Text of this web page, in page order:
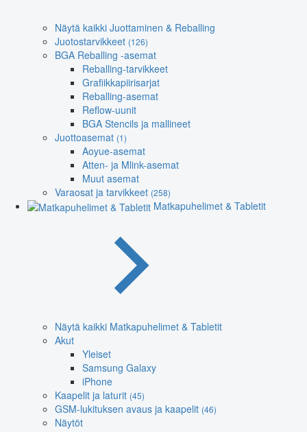
Näytä kaikki Juottaminen & Reballing
Juotostarvikkeet (126)
BGA Reballing -asemat
Reballing-tarvikkeet
Grafiikkapiirisarjat
Reballing-asemat
Reflow-uunit
BGA Stencils ja mallineet
Juottoasemat (1)
Aoyue-asemat
Atten- ja Mlink-asemat
Muut asemat
Varaosat ja tarvikkeet (258)
Matkapuhelimet & Tabletit
Näytä kaikki Matkapuhelimet & Tabletit
Akut
Yleiset
Samsung Galaxy
iPhone
Kaapelit ja laturit (45)
GSM-lukituksen avaus ja kaapelit (46)
Näytöt